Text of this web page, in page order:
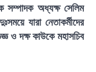
সম্পাদক অধ্যক্ষ সেলিম
যারা নেতাকর্মীদের
ও দক্ষ কাউকে মহাসচিব